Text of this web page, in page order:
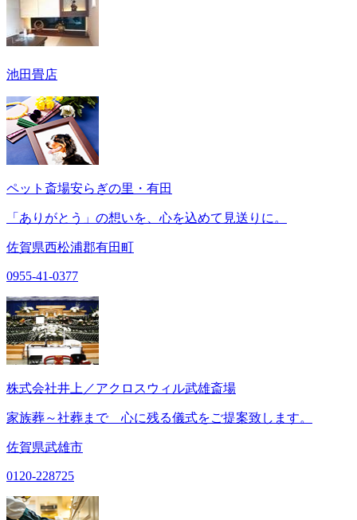
池田畳店
ペット斎場安らぎの里・有田
「ありがとう」の想いを、心を込めて見送りに。
佐賀県西松浦郡有田町
0955-41-0377
株式会社井上／アクロスウィル武雄斎場
家族葬～社葬まで 心に残る儀式をご提案致します。
佐賀県武雄市
0120-228725